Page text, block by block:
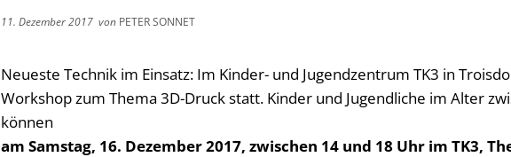
11. Dezember 2017 von PETER SONNET
Neueste Technik im Einsatz: Im Kinder- und Jugendzentrum TK3 in
Workshop zum Thema 3D-Druck statt. Kinder und Jugendliche im Alter
können
am Samstag, 16. Dezember 2017, zwischen 14 und 18 Uhr im TK3,